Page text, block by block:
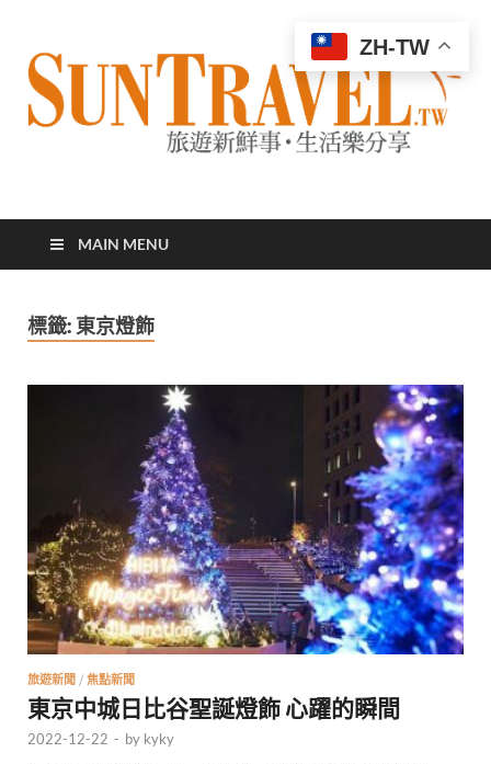
太陽網
MAIN MENU
標籤: 東京燈飾
旅遊新聞 / 焦點新聞
東京中城日比谷聖誕燈飾 心躍的瞬間
2022-12-22 - by kyky
ZH-TW